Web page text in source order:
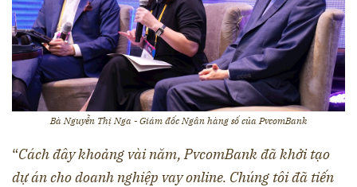
Bà Nguyễn Thị Nga - Giám đốc Ngân hàng số của PvcomBank
“Cách đây khoảng vài năm, PvcomBank đã khởi tạo
dự án cho doanh nghiệp vay online. Chúng tôi đã tiến